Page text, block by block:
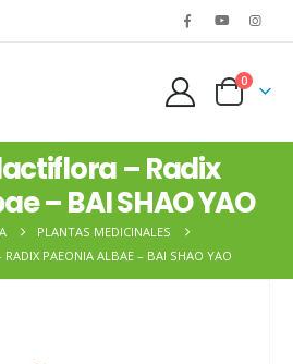
0
– Radix
– BAI SHAO YAO
PLANTAS MEDICINALES
RADIX PAEONIA ALBAE – BAI SHAO YAO